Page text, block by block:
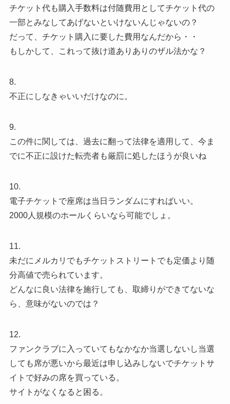
チケット代も購入手数料は付随費用としてチケット代の
一部とみなしてあげないといけないんじゃないの？
だって、チケット購入に要した費用なんだから・・
もしかして、これって抜け道ありありのザル法かな？
8.
不正にしなきゃいいだけなのに。
9.
この件に関しては、過去に翻って法律を適用して、今ま
でに不正に設けた転売者も厳罰に処したほうが良いね
10.
電子チケットで座席は当日ランダムにすればいい。
2000人規模のホールくらいなら可能でしょ。
11.
未だにメルカリでもチケットストリートでも定価より随
分高値で売られています。
どんなに良い法律を施行しても、取締りができてないな
ら、意味がないのでは？
12.
ファンクラブに入っていてもなかなか当選しないし当選
しても席が悪いから最近は申し込みしないでチケットサ
イトで好みの席を買っている。
サイトがなくなると困る。